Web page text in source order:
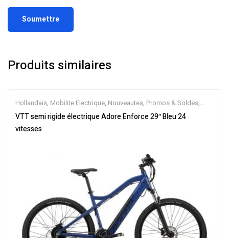
Produits similaires
Hollandais, Mobilite Electrique, Nouveautes, Promos & Soldes,
Semi-Rigides,Vélo électrique ville,Velos Electriques,VTT
Électriques
VTT semi rigide électrique Adore Enforce 29″ Bleu 24
vitesses